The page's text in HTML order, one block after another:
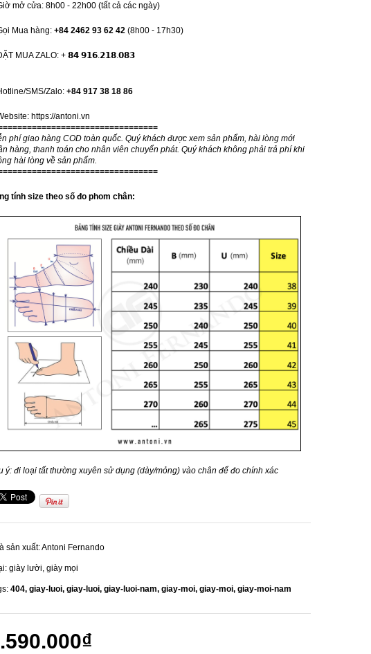
mở cửa: 8h00 - 22h00 (tất cả các ngày)
Mua hàng: +84 2462 93 62 42 (8h00 - 17h30)
MUA ZALO: + 𝟴𝟰 𝟵𝟭𝟲.𝟮𝟭𝟴.𝟬𝟴𝟯
SMS/Zalo: +84 917 38 18 86
https://antoni.vn
phí giao hàng COD toàn quốc. Quý khách được xem sản phẩm, hài lòng mới
hàng, thanh toán cho nhân viên chuyển phát. Quý khách không phải trả phí khi
hài lòng về sản phẩm.
tính size theo số đo phom chân:
ý: đi loại tất thường xuyên sử dụng (dày/mỏng) vào chân để đo chính xác
sản xuất:Antoni Fernando
giày lười, giày mọi
404, giay-luoi, giay-luoi, giay-luoi-nam, giay-moi, giay-moi, giay-moi-nam